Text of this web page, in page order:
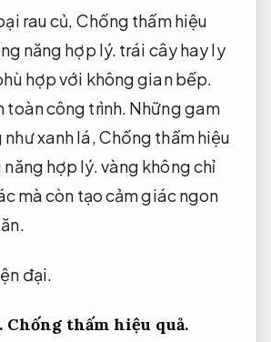
rau củ, Chống thấm hiệu
năng hợp lý. trái cây hay ly
hợp với không gian bếp.
toàn công trình. Những gam
xanh lá,Chống thấm hiệu
năng hợp lý.vàng không chỉ
mà còn tạo cảm giác ngon
đại.
Chống thấm hiệu quả.